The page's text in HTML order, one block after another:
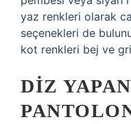
yaz renkleri olarak
seçenekleri de
kot renkleri bej ve
DIZ